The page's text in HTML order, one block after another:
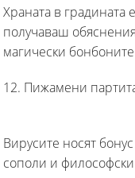
Храната в
получаваш
магически
12. Пижамени
Вирусите носят
сополи и